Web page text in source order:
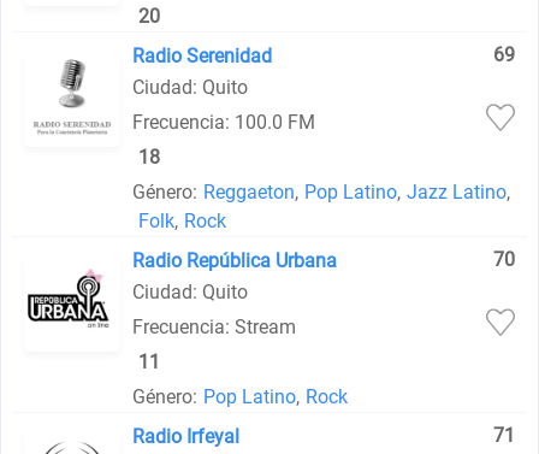
20
Radio Serenidad
69
Ciudad: Quito
Frecuencia: 100.0 FM
18
Género: Reggaeton, Pop Latino, Jazz Latino,
Folk, Rock
Radio República Urbana
70
Ciudad: Quito
Frecuencia: Stream
11
Género: Pop Latino, Rock
Radio Irfeyal
71